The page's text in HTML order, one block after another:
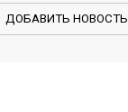
ДОБАВИТЬ НОВОСТЬ